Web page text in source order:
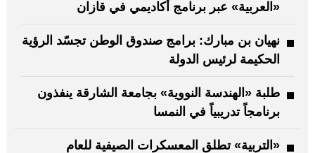
«العربية» عبر برنامج أكاديمي في قازان
نهيان بن مبارك: برامج صندوق الوطن تجسّد الرؤية
الحكيمة لرئيس الدولة
طلبة «الهندسة النووية» بجامعة الشارقة ينفذون
برنامجاً تدريبياً في النمسا
«التربية» تطلق المعسكرات الصيفية للعام